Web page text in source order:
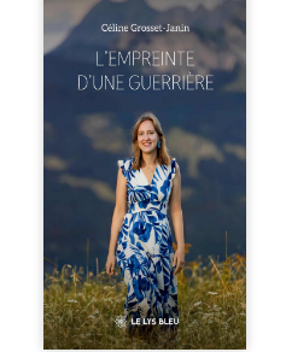
Que reste-t-il de
l’enfance lorsque
la maladie impose
ses propres règles
? L’empreinte
d’une guerrière
livre, sans détour,
le récit d’un
quotidien
bouleversé par la
maladie
chronique,
l’errance médicale
et de longues
hospitalisations.
L’auteure y
raconte ce que les